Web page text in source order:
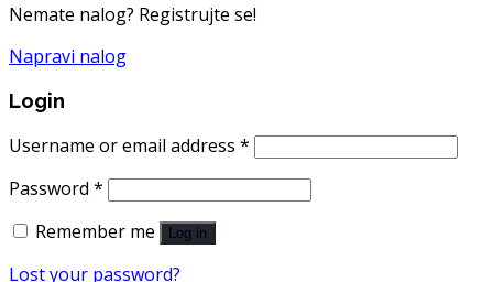
Nemate nalog? Registrujte se!
Napravi nalog
Login
Username or email address *
Password *
Remember me
Log in
Lost your password?